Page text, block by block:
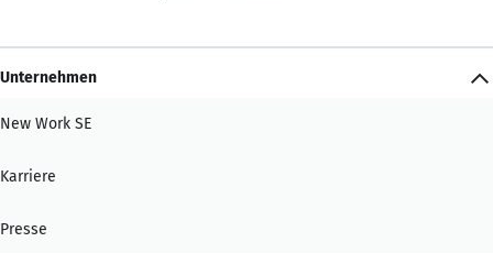
Unternehmen
New Work SE
Karriere
Presse